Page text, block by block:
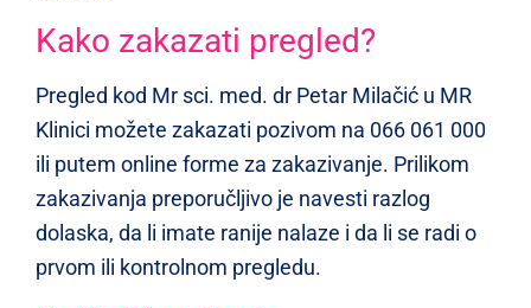
Kako zakazati pregled?
Pregled kod Mr sci. med. dr Petar Milačić u MR
Klinici možete zakazati pozivom na 066 061 000
ili putem online forme za zakazivanje. Prilikom
zakazivanja preporučljivo je navesti razlog
dolaska, da li imate ranije nalaze i da li se radi o
prvom ili kontrolnom pregledu.